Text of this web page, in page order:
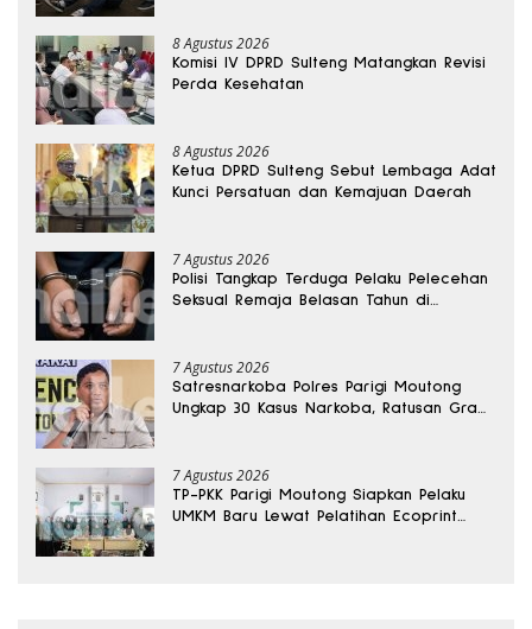
8 Agustus 2026
Komisi IV DPRD Sulteng Matangkan Revisi
Perda Kesehatan
8 Agustus 2026
Ketua DPRD Sulteng Sebut Lembaga Adat
Kunci Persatuan dan Kemajuan Daerah
7 Agustus 2026
Polisi Tangkap Terduga Pelaku Pelecehan
Seksual Remaja Belasan Tahun di
7 Agustus 2026
Satresnarkoba Polres Parigi Moutong
Ungkap 30 Kasus Narkoba, Ratusan Gram
7 Agustus 2026
TP-PKK Parigi Moutong Siapkan Pelaku
UMKM Baru Lewat Pelatihan Ecoprint